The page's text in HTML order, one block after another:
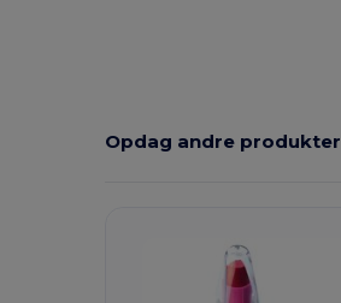
Opdag andre produkter
Tilpas